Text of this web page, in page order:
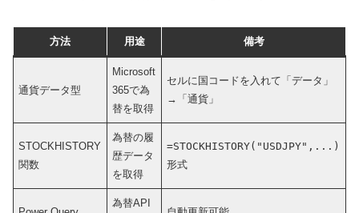
方法 用途 備考
通貨データ型
Microsoft
365で為
替を取得
セルに国コードを入れて「データ」
→「通貨」
STOCKHISTORY
関数
為替の履
歴データ
を取得
=STOCKHISTORY("USDJPY",...)
形式
為替API